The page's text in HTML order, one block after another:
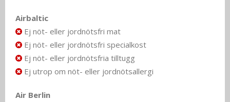
Airbaltic
Ej nöt- eller jordnötsfri mat
Ej nöt- eller jordnötsfri specialkost
Ej nöt- eller jordnötsfria tilltugg
Ej utrop om nöt- eller jordnötsallergi
Air Berlin